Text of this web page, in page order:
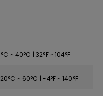
~ 40°C | 32°F ~ 104°F
~ 60°C | -4°F ~ 140°F